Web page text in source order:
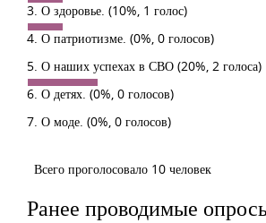
3. О здоровье. (10%, 1 голос)
4. О патриотизме. (0%, 0 голосов)
5. О наших успехах в СВО (20%, 2 голоса)
6. О детях. (0%, 0 голосов)
7. О моде. (0%, 0 голосов)
Всего проголосовало 10 человек
Ранее проводимые